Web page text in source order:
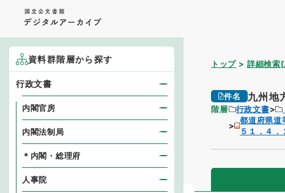
トップ 詳細検索
件名 九州地
階層 行政文書
都道府県道
５１．４．
資料群階層から探す
行政文書
内閣官房
内閣法制局
＊内閣・総理府
人事院